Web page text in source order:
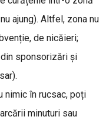
ajung). Altfel, zona nu
de nicăieri;
sponsorizări și
nimic în rucsac, poți
minuturi sau